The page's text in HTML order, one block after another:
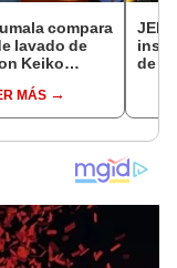
compara
lavado de
Keiko
ella sí
MÁS
JEE
de